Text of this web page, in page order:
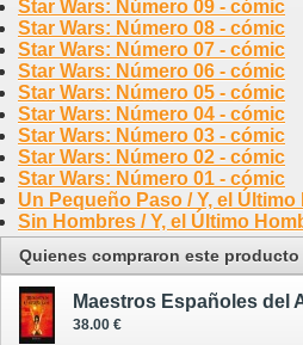
Star Wars: Número 09 - cómic
Star Wars: Número 08 - cómic
Star Wars: Número 07 - cómic
Star Wars: Número 06 - cómic
Star Wars: Número 05 - cómic
Star Wars: Número 04 - cómic
Star Wars: Número 03 - cómic
Star Wars: Número 02 - cómic
Star Wars: Número 01 - cómic
Un Pequeño Paso / Y, el
Sin Hombres / Y, el Último
Quienes compraron este
Maestros Españoles del
38.00 €